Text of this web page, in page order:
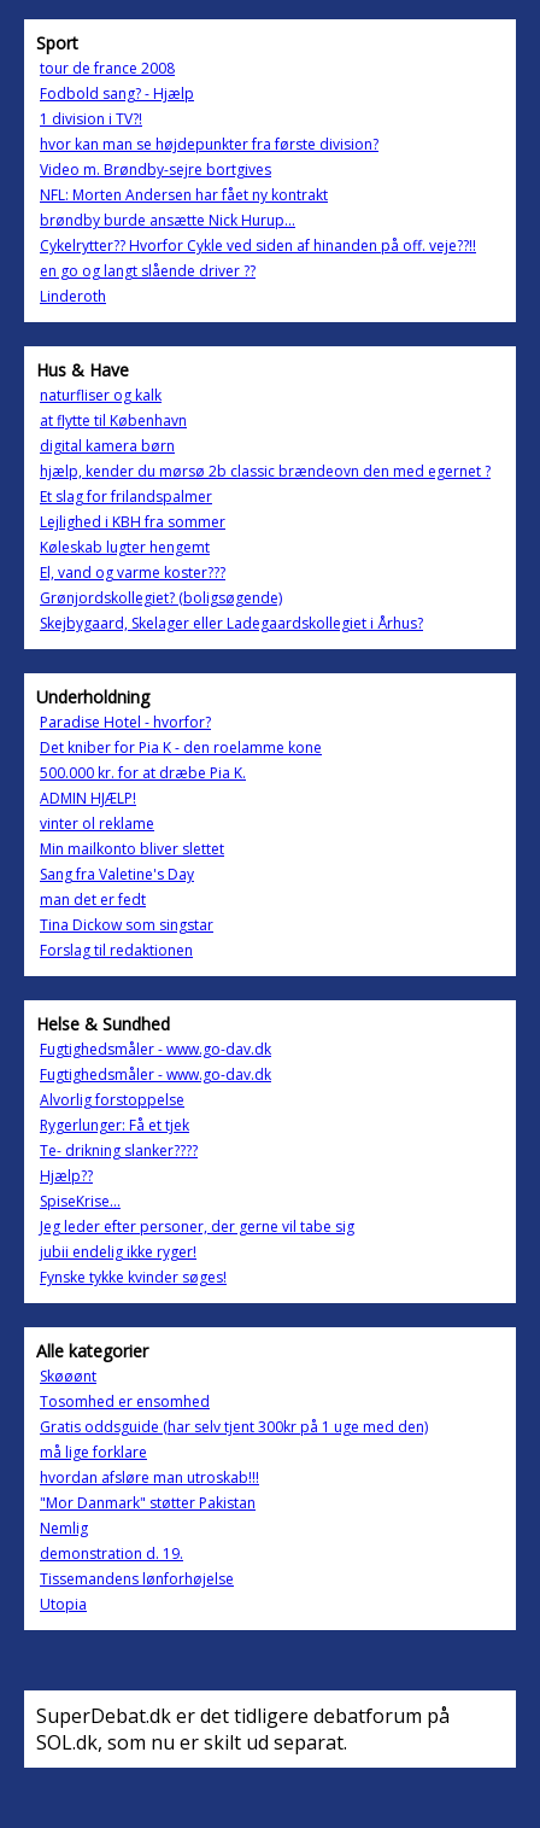
Sport
tour de france 2008
Fodbold sang? - Hjælp
1 division i TV?!
hvor kan man se højdepunkter fra første division?
Video m. Brøndby-sejre bortgives
NFL: Morten Andersen har fået ny kontrakt
brøndby burde ansætte Nick Hurup...
Cykelrytter?? Hvorfor Cykle ved siden af hinanden på off. veje??!!
en go og langt slående driver ??
Linderoth
Hus & Have
naturfliser og kalk
at flytte til København
digital kamera børn
hjælp, kender du mørsø 2b classic brændeovn den med egernet ?
Et slag for frilandspalmer
Lejlighed i KBH fra sommer
Køleskab lugter hengemt
El, vand og varme koster???
Grønjordskollegiet? (boligsøgende)
Skejbygaard, Skelager eller Ladegaardskollegiet i Århus?
Underholdning
Paradise Hotel - hvorfor?
Det kniber for Pia K - den roelamme kone
500.000 kr. for at dræbe Pia K.
ADMIN HJÆLP!
vinter ol reklame
Min mailkonto bliver slettet
Sang fra Valetine's Day
man det er fedt
Tina Dickow som singstar
Forslag til redaktionen
Helse & Sundhed
Fugtighedsmåler - www.go-dav.dk
Fugtighedsmåler - www.go-dav.dk
Alvorlig forstoppelse
Rygerlunger: Få et tjek
Te- drikning slanker????
Hjælp??
SpiseKrise...
Jeg leder efter personer, der gerne vil tabe sig
jubii endelig ikke ryger!
Fynske tykke kvinder søges!
Alle kategorier
Skøøønt
Tosomhed er ensomhed
Gratis oddsguide (har selv tjent 300kr på 1 uge med den)
må lige forklare
hvordan afsløre man utroskab!!!
"Mor Danmark" støtter Pakistan
Nemlig
demonstration d. 19.
Tissemandens lønforhøjelse
Utopia
SuperDebat.dk er det tidligere debatforum på
SOL.dk, som nu er skilt ud separat.